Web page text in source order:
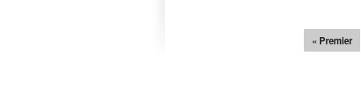
« Premier